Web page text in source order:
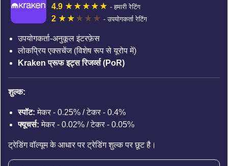
4.9 - हमारी रेटिंग
2 - उपयोगकर्ता रेटिंग
उपयोगकर्ता-अनुकूल इंटरफ़ेस
लोकप्रिय एक्सचेंज (विशेष रूप से यूरोप में)
Kraken प्रूफ इट्स रिजर्व्स (PoR)
शुल्क:
स्पॉट:मेकर - 0.25% / टेकर - 0.4%
फ्यूचर्स:मेकर - 0.02% / टेकर - 0.05%
ट्रेडिंग वॉल्यूम के आधार पर ट्रेडिंग शुल्क पर छूट है।